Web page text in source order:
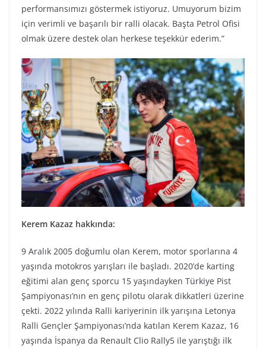
performansımızı göstermek istiyoruz. Umuyorum bizim
için verimli ve başarılı bir ralli olacak. Başta Petrol Ofisi
olmak üzere destek olan herkese teşekkür ederim.”
Kerem Kazaz hakkında:
9 Aralık 2005 doğumlu olan Kerem, motor sporlarına 4
yaşında motokros yarışları ile başladı. 2020’de karting
eğitimi alan genç sporcu 15 yaşındayken Türkiye Pist
Şampiyonası’nın en genç pilotu olarak dikkatleri üzerine
çekti. 2022 yılında Ralli kariyerinin ilk yarışına Letonya
Ralli Gençler Şampiyonası’nda katılan Kerem Kazaz, 16
yaşında İspanya da Renault Clio Rally5 ile yarıştığı ilk